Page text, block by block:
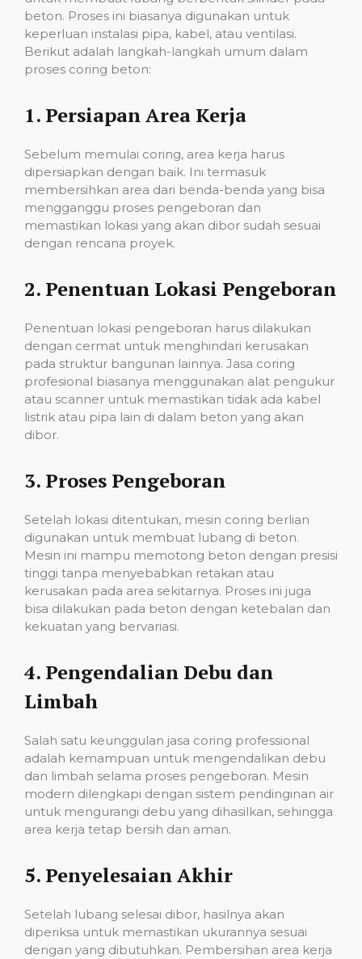
beton. Proses ini biasanya digunakan untuk
keperluan instalasi pipa, kabel, atau ventilasi.
Berikut adalah langkah-langkah umum dalam
proses coring beton:
1. Persiapan Area Kerja
Sebelum memulai coring, area kerja harus
dipersiapkan dengan baik. Ini termasuk
membersihkan area dari benda-benda yang bisa
mengganggu proses pengeboran dan
memastikan lokasi yang akan dibor sudah sesuai
dengan rencana proyek.
2. Penentuan Lokasi Pengeboran
Penentuan lokasi pengeboran harus dilakukan
dengan cermat untuk menghindari kerusakan
pada struktur bangunan lainnya. Jasa coring
profesional biasanya menggunakan alat pengukur
atau scanner untuk memastikan tidak ada kabel
listrik atau pipa lain di dalam beton yang akan
dibor.
3. Proses Pengeboran
Setelah lokasi ditentukan, mesin coring berlian
digunakan untuk membuat lubang di beton.
Mesin ini mampu memotong beton dengan presisi
tinggi tanpa menyebabkan retakan atau
kerusakan pada area sekitarnya. Proses ini juga
bisa dilakukan pada beton dengan ketebalan dan
kekuatan yang bervariasi.
4. Pengendalian Debu dan
Limbah
Salah satu keunggulan jasa coring professional
adalah kemampuan untuk mengendalikan debu
dan limbah selama proses pengeboran. Mesin
modern dilengkapi dengan sistem pendinginan air
untuk mengurangi debu yang dihasilkan, sehingga
area kerja tetap bersih dan aman.
5. Penyelesaian Akhir
Setelah lubang selesai dibor, hasilnya akan
diperiksa untuk memastikan ukurannya sesuai
dengan yang dibutuhkan. Pembersihan area kerja